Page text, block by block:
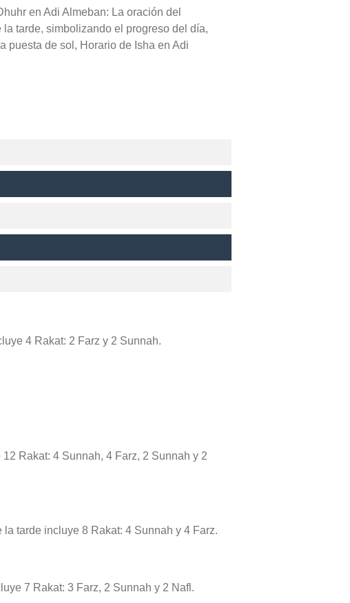
en Adi Almeban: La oración del
tarde, simbolizando el progreso del día,
puesta de sol, Horario de Isha en Adi
4 Rakat: 2 Farz y 2 Sunnah.
Rakat: 4 Sunnah, 4 Farz, 2 Sunnah y 2
tarde incluye 8 Rakat: 4 Sunnah y 4 Farz.
7 Rakat: 3 Farz, 2 Sunnah y 2 Nafl.